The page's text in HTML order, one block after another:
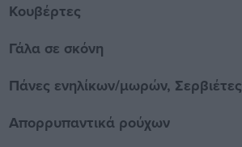
Κουβέρτες
Γάλα σε σκόνη
Πάνες ενηλίκων/μωρών, Σερβιέτες
Απορρυπαντικά ρούχων